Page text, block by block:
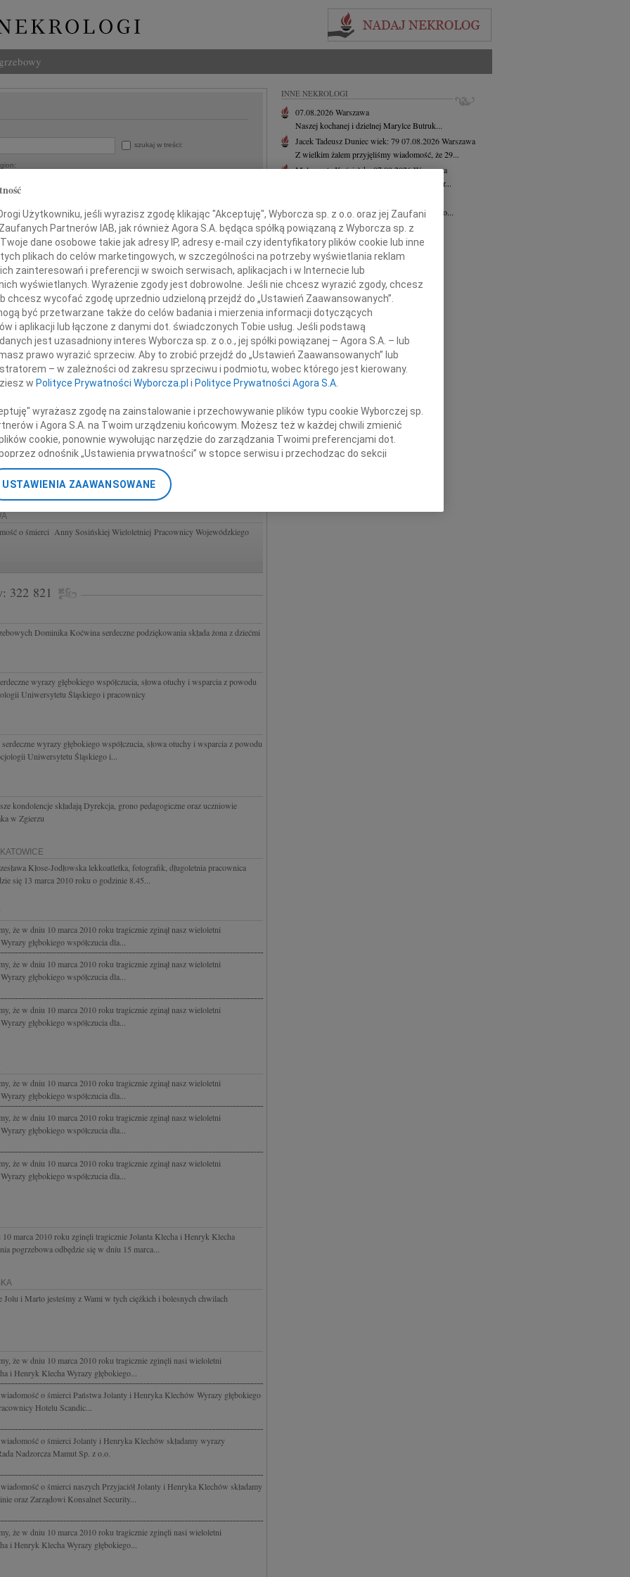
szukaj w treści:
do:
o odejściu prof. Małgorzaty Kościelskiej cenionej badaczki i nauczycielki
klinicznych dziecka,...
śmierci dr. inż. Andrzeja Gołaszewskiego Podsekretarza stanu w
Przewodniczącego Komitetu Organizacji...
Kościelska Jej prace badawcze i praktyka terapeutyczna
Żegnaj, moja...
o śmierci Anny Sosińskiej Wieloletniej Pracownicy Wojewódzkiego
322 821
Dominika Koćwina serdeczne podziękowania składa żona z dziećmi
wyrazy głębokiego współczucia, słowa otuchy i wsparcia z powodu
Uniwersytetu Śląskiego i pracownicy
wyrazy głębokiego współczucia, słowa otuchy i wsparcia z powodu
Uniwersytetu Śląskiego i...
kondolencje składają Dyrekcja, grono pedagogiczne oraz uczniowie
w Zgierzu
Kłose-Jodłowska lekkoatletka, fotografik, długoletnia pracownica
się 13 marca 2010 roku o godzinie 8.45...
że w dniu 10 marca 2010 roku tragicznie zginął nasz wieloletni
głębokiego współczucia dla...
że w dniu 10 marca 2010 roku tragicznie zginął nasz wieloletni
głębokiego współczucia dla...
że w dniu 10 marca 2010 roku tragicznie zginął nasz wieloletni
głębokiego współczucia dla...
że w dniu 10 marca 2010 roku tragicznie zginął nasz wieloletni
głębokiego współczucia dla...
że w dniu 10 marca 2010 roku tragicznie zginął nasz wieloletni
głębokiego współczucia dla...
że w dniu 10 marca 2010 roku tragicznie zginął nasz wieloletni
głębokiego współczucia dla...
marca 2010 roku zginęli tragicznie Jolanta Klecha i Henryk Klecha
pogrzebowa odbędzie się w dniu 15 marca...
Jolu i Marto jesteśmy z Wami w tych ciężkich i bolesnych chwilach
że w dniu 10 marca 2010 roku tragicznie zginęli nasi wieloletni
i Henryk Klecha Wyrazy głębokiego...
o śmierci Państwa Jolanty i Henryka Klechów Wyrazy głębokiego
Hotelu Scandic...
o śmierci Jolanty i Henryka Klechów składamy wyrazy
Nadzorcza Mamut Sp. z o.o.
o śmierci naszych Przyjaciół Jolanty i Henryka Klechów składamy
oraz Zarządowi Konsalnet Security...
że w dniu 10 marca 2010 roku tragicznie zginęli nasi wieloletni
i Henryk Klecha Wyrazy głębokiego...
INNE NEKROLOGI
07.08.2026Warszawa
Naszej kochanej i dzielnej Marylce Butruk...
Jacek Tadeusz Duniecwiek: 7907.08.2026Warszawa
Z wielkim żalem przyjęliśmy wiadomość, że 29...
Małgorzata Kościelska07.08.2026Warszawa
W dniu 3 sierpnia 2026 roku zmarła Profesor...
Z ogromnym żalem przyjęliśmy wiadomość o...
06.08.2026 Gdańsk
Drogi Piotrze Koleżanki i Koledzy z firmy...
+ więcej
Użytkowniku, jeśli wyrazisz zgodę klikając "Akceptuję", Wyborcza sp. z o.o. oraz jej Zaufani
] Zaufanych Partnerów IAB, jak również Agora S.A. będąca spółką powiązaną z Wyborcza sp. z
dane osobowe takie jak adresy IP, adresy e-mail czy identyfikatory plików cookie lub inne
plikach do celów marketingowych, w szczególności na potrzeby wyświetlania reklam
zainteresowań i preferencji w swoich serwisach, aplikacjach i w Internecie lub
wyświetlanych. Wyrażenie zgody jest dobrowolne. Jeśli nie chcesz wyrazić zgody, chcesz
chcesz wycofać zgodę uprzednio udzieloną przejdź do „Ustawień Zaawansowanych”.
być przetwarzane także do celów badania i mierzenia informacji dotyczących
i aplikacji lub łączone z danymi dot. świadczonych Tobie usług. Jeśli podstawą
jest uzasadniony interes Wyborcza sp. z o.o., jej spółki powiązanej – Agora S.A. – lub
prawo wyrazić sprzeciw. Aby to zrobić przejdź do „Ustawień Zaawansowanych” lub
– w zależności od zakresu sprzeciwu i podmiotu, wobec którego jest kierowany.
w Polityce Prywatności Wyborcza.pl i Polityce Prywatności Agora S.A.
wyrażasz zgodę na zainstalowanie i przechowywanie plików typu cookie Wyborczej sp.
i Agora S.A. na Twoim urządzeniu końcowym. Możesz też w każdej chwili zmienić
cookie, ponownie wywołując narzędzie do zarządzania Twoimi preferencjami dot.
odnośnik „Ustawienia prywatności” w stopce serwisu i przechodząc do sekcji
Zmiana ustawień plików cookie możliwa jest także za pomocą ustawień przeglądarki.
i Agora S.A. możemy przetwarzać dane osobowe w następujących celach:
Aktywne skanowanie charakterystyki urządzenia do celów identyfikacji.
i ulepszanie usług.Lista Zaufanych Partnerów
USTAWIENIA ZAAWANSOWANE